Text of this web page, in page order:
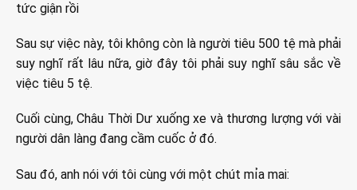
tức giận rồi
Sau sự việc này, tôi không còn là người tiêu 500 tệ mà phải
suy nghĩ rất lâu nữa, giờ đây tôi phải suy nghĩ sâu sắc về
việc tiêu 5 tệ.
Cuối cùng, Châu Thời Dư xuống xe và thương lượng với vài
người dân làng đang cầm cuốc ở đó.
Sau đó, anh nói với tôi cùng với một chút mỉa mai: